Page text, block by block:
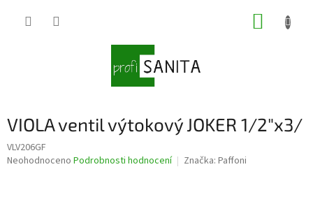
VIOLA ventil výtokový JOKER 1/2"x3/
VLV206GF
Průměrné
Neohodnoceno Podrobnosti hodnocení Značka: Paffoni